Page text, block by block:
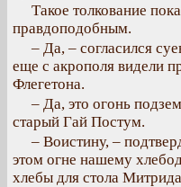
Такое толкование
правдоподобным.
– Да, – согласился
еще с акрополя видели
Флегетона.
– Да, это огонь
старый Гай Постум.
– Воистину, –
этом огне нашему
хлебы для стола